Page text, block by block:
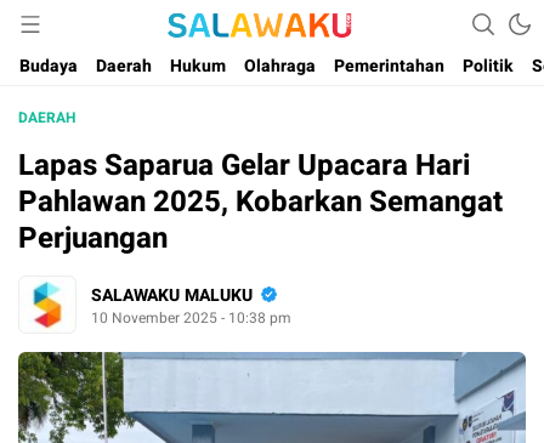
Salawaku Maluku
Salam dan Warta Anak Maluku
Budaya
Daerah Hukum Olahraga Pemerintahan Politik
DAERAH
Lapas Saparua Gelar Upacara Hari
Pahlawan 2025, Kobarkan Semangat
Perjuangan
SALAWAKU MALUKU
10 November 2025 - 10:38 pm